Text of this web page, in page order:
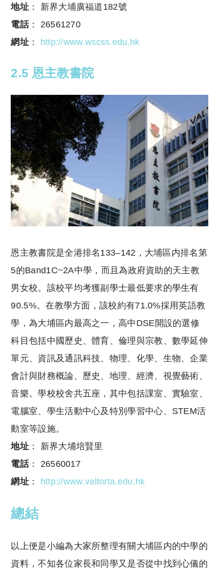
地址 ： 新界大埔廣福道182號
電話： 26561270
網址 ： http://www.wscss.edu.hk
2.5 恩主教書院
恩主教書院是全港排名133–142，大埔區内排名第
5的Band1C~2A中學，而且為政府資助的天主教
男女校。該校平均考獲副學士最低要求的學生有
90.5%。在教學方面，該校約有71.0%採用英語教
學，為大埔區内最高之一，高中DSE開設的選修
科目包括中國歷史、體育、倫理與宗教、 數學延伸
單元、資訊及通訊科技、物理、化學、生物、企業
會計與財務概論、歷史、地理、經濟、視覺藝術、
音樂。學校校舍共五座，其中包括課室、實驗室、
電腦室、學生活動中心及特別學習中心、STEM活
動室等設施。
地址 ： 新界大埔培賢里
電話： 26560017
網址 ： http://www.valtorta.edu.hk
總結
以上便是小編為大家所整理有關大埔區内的中學的
資料，不知各位家長和同學又是否從中找到心儀的